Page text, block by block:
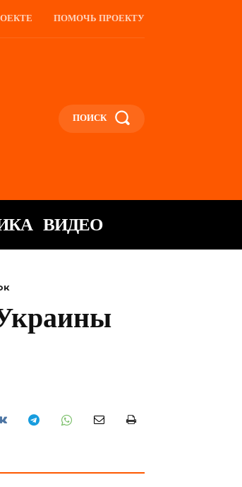
ПОМОЧЬ ПРОЕКТУ
ПОИСК
ВИДЕО